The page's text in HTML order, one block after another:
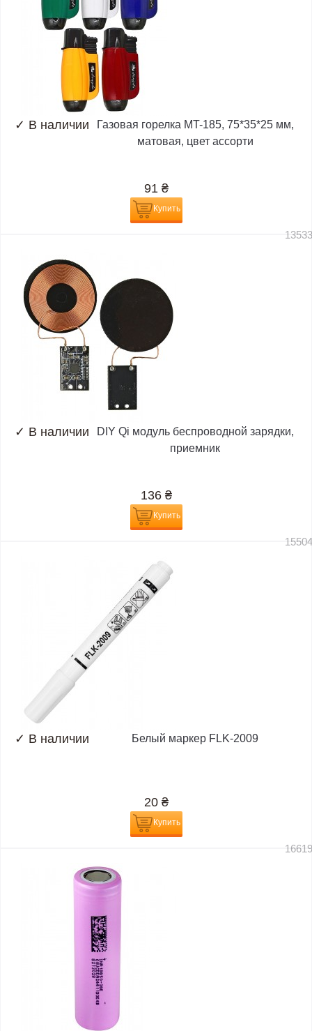
✓ В наличии
Газовая горелка MT-185, 75*35*25 мм,
матовая, цвет ассорти
91 ₴
Купить
✓ В наличии
DIY Qi модуль беспроводной зарядки,
приемник
136 ₴
Купить
✓ В наличии Белый маркер FLK-2009
20 ₴
Купить